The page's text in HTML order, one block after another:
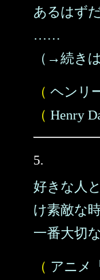
あるはずだ
……
（→続き
（ ヘンリ
（ Henry
5.
好きな人
け素敵な
一番大切
（ アニメ